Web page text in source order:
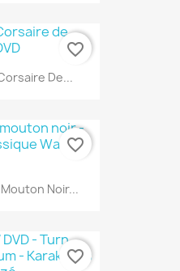
De...
favorite_border
Noir...
favorite_border
favorite_border